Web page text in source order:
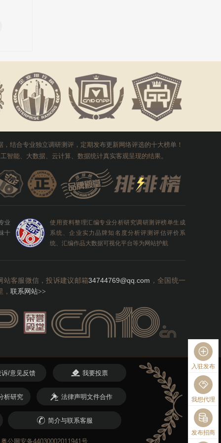
入驻发布
我想代理
发布招商
结合专业独立调研测评，定期发布更新网络评选的十大榜单！
能、大数据、云计算、数据统计真实客观呈现的结果。
业
十
使用资料整理汇编专业分析研究调研测评榜单生成
系统、企业实力品牌知名度分析评测评估评价系
统、汇编作品大数据可视化平台等为网站护航
站客服微信，投诉建议邮箱34744769@qq.com ，全国统一
联系网站>>
诉/意见反馈 我要投票
析研究 法律声明文件合作
简介与联系客服
粤公网安备44030002011941号